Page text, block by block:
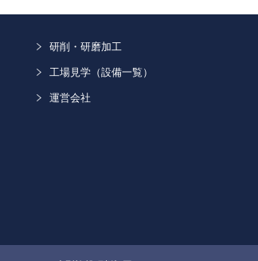
研削・研磨加工
工場見学（設備一覧）
運営会社